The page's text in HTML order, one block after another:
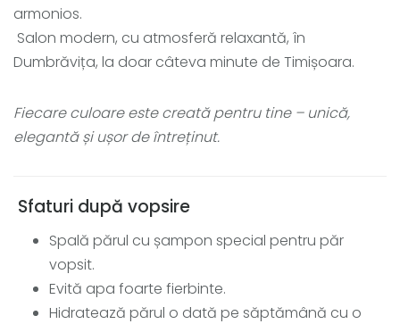
armonios.
Salon modern, cu atmosferă relaxantă, în
Dumbrăvița, la doar câteva minute de Timișoara.
Fiecare culoare este creată pentru tine – unică,
elegantă și ușor de întreținut.
Sfaturi după vopsire
Spală părul cu șampon special pentru păr
vopsit.
Evită apa foarte fierbinte.
Hidratează părul o dată pe săptămână cu o